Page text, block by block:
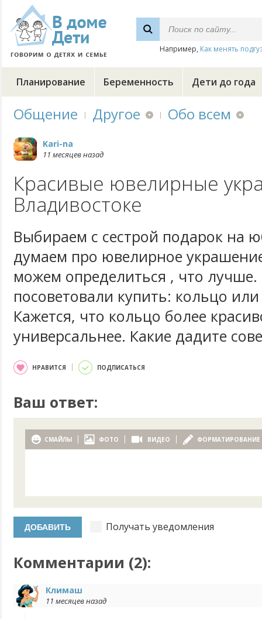
Например, Как менять
Планирование Беременность Дети до года
Общение Другое Обо всем
Kari-na
11 месяцев назад
Красивые ювелирные
Владивостоке
Выбираем с сестрой подарок на
думаем про ювелирное
можем определиться , что
посоветовали купить: кольцо или
Кажется, что кольцо более
универсальнее. Какие дадите
НРАВИТСЯ ПОДПИСАТЬСЯ
Ваш ответ:
СМАЙЛЫ ФОТО ВИДЕО ФОРМАТИРОВАНИЕ
Получать уведомления
Комментарии (2):
Климаш
11 месяцев назад